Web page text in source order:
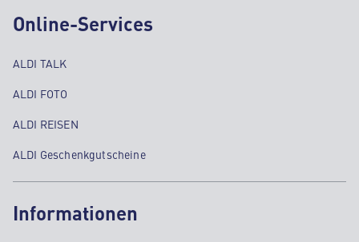
Online-Services
ALDI TALK
ALDI FOTO
ALDI REISEN
ALDI Geschenkgutscheine
Informationen